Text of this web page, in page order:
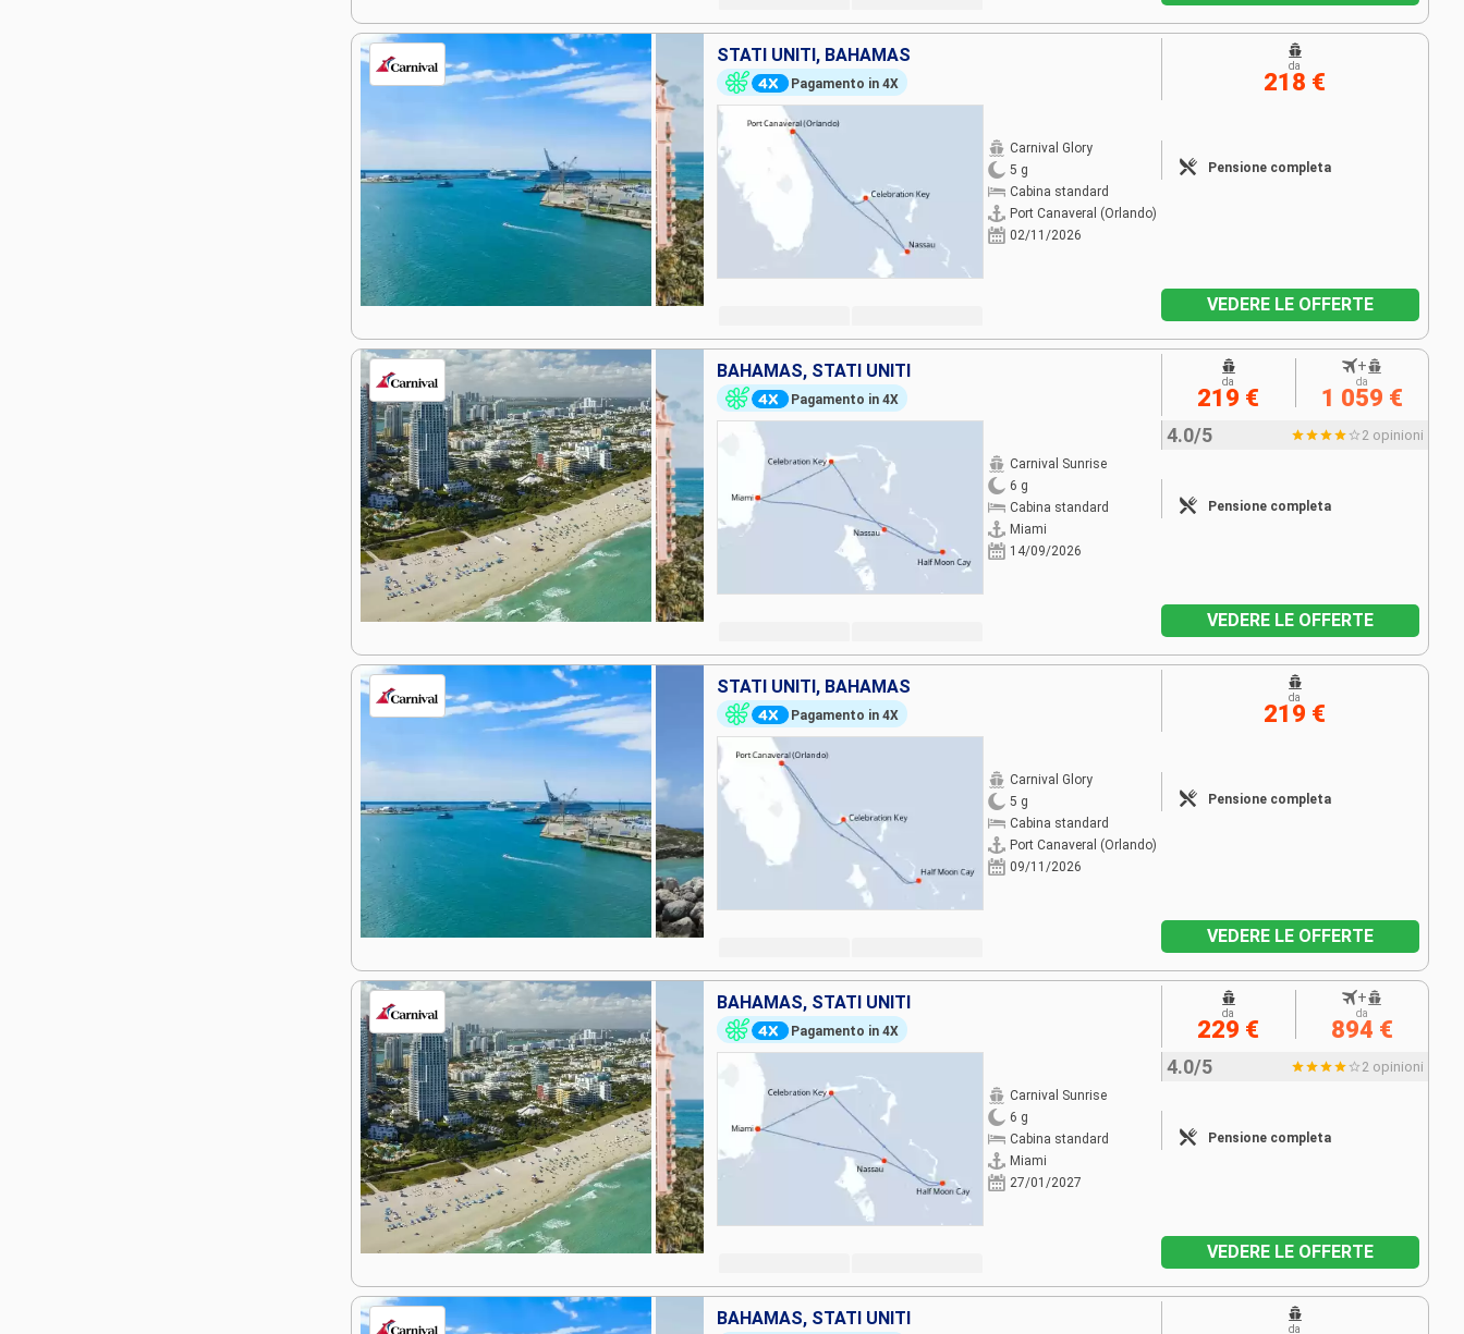
STATI UNITI, BAHAMAS
Pagamento in 4X
Carnival Glory
5 g
Cabina standard
Port Canaveral (Orlando)
02/11/2026
Pensione completa
da
218 €
VEDERE LE OFFERTE
BAHAMAS, STATI UNITI
Pagamento in 4X
Carnival Sunrise
6 g
Cabina standard
Miami
14/09/2026
4.0/5 2 opinioni
Pensione completa
da
219 €
+
da
1 059 €
VEDERE LE OFFERTE
STATI UNITI, BAHAMAS
Pagamento in 4X
Carnival Glory
5 g
Cabina standard
Port Canaveral (Orlando)
09/11/2026
Pensione completa
da
219 €
VEDERE LE OFFERTE
BAHAMAS, STATI UNITI
Pagamento in 4X
Carnival Sunrise
6 g
Cabina standard
Miami
27/01/2027
4.0/5 2 opinioni
Pensione completa
da
229 €
+
da
894 €
VEDERE LE OFFERTE
BAHAMAS, STATI UNITI
da